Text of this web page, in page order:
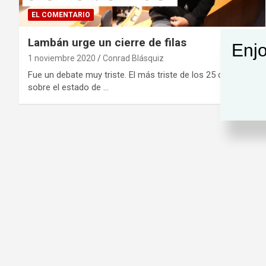
EL COMENTARIO
Lambán urge un cierre de filas
1 noviembre 2020 Conrad Blásquiz
Fue un debate muy triste. El más triste de los 25 debates
sobre el estado de …